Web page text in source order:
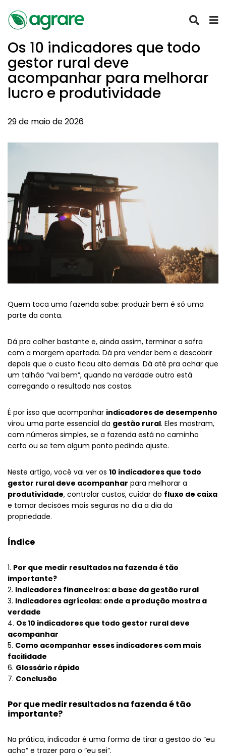
Os 10 indicadores que todo
gestor rural deve
acompanhar para melhorar
lucro e produtividade
29 de maio de 2026
Quem toca uma fazenda sabe: produzir bem é só uma
parte da conta.
Dá pra colher bastante e, ainda assim, terminar a safra
com a margem apertada. Dá pra vender bem e descobrir
depois que o custo ficou alto demais. Dá até pra achar que
um talhão “vai bem”, quando na verdade outro está
carregando o resultado nas costas.
É por isso que acompanhar indicadores de desempenho
virou uma parte essencial da gestão rural. Eles mostram,
com números simples, se a fazenda está no caminho
certo ou se tem algum ponto pedindo ajuste.
Neste artigo, você vai ver os 10 indicadores que todo
gestor rural deve acompanhar para melhorar a
produtividade, controlar custos, cuidar do fluxo de caixa
e tomar decisões mais seguras no dia a dia da
propriedade.
Índice
Por que medir resultados na fazenda é tão
importante?
Indicadores financeiros: a base da gestão rural
Indicadores agrícolas: onde a produção mostra a
verdade
Os 10 indicadores que todo gestor rural deve
acompanhar
Como acompanhar esses indicadores com mais
facilidade
Glossário rápido
Conclusão
Por que medir resultados na fazenda é tão
importante?
Na prática, indicador é uma forma de tirar a gestão do “eu
acho” e trazer para o “eu sei”.